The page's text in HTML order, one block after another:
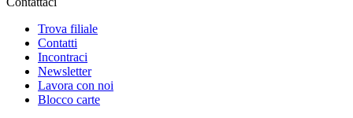
Trova filiale
Contatti
Incontraci
Newsletter
Lavora con noi
Blocco carte